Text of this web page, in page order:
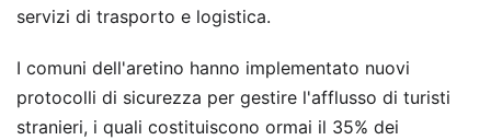
servizi di trasporto e logistica.
I comuni dell'aretino hanno implementato nuovi
protocolli di sicurezza per gestire l'afflusso di turisti
stranieri, i quali costituiscono ormai il 35% dei